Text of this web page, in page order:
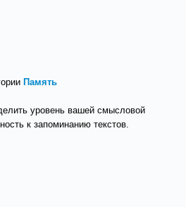
Память
уровень вашей смысловой
к запоминанию текстов.